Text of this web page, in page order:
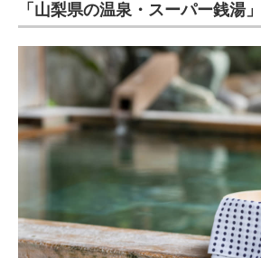
「山梨県の温泉・スーパー銭湯